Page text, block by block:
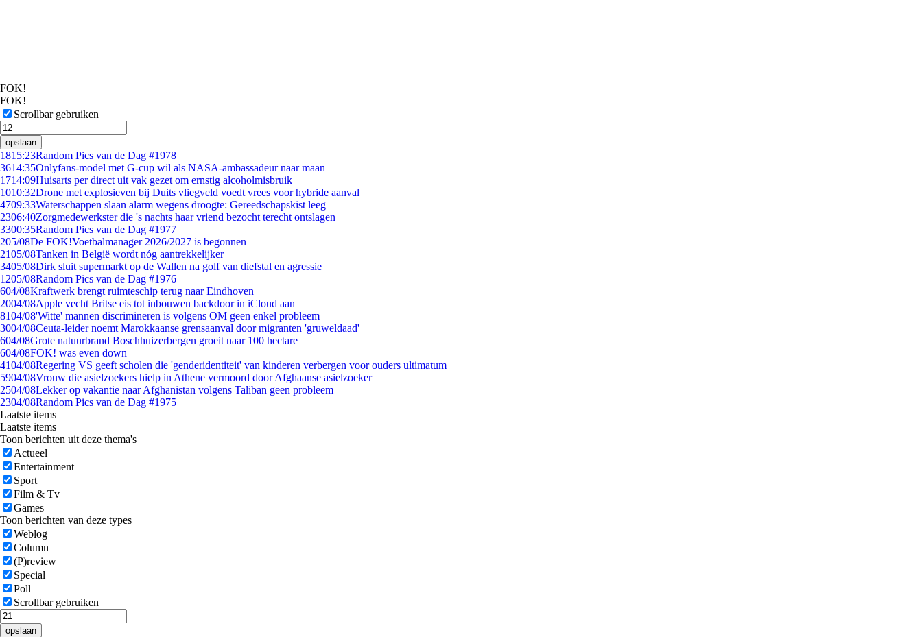
FOK!
FOK!
Scrollbar gebruiken
opslaan
1815:23Random Pics van de Dag #1978
3614:35Onlyfans-model met G-cup wil als NASA-ambassadeur naar maan
1714:09Huisarts per direct uit vak gezet om ernstig alcoholmisbruik
1010:32Drone met explosieven bij Duits vliegveld voedt vrees voor hybride aanval
4709:33Waterschappen slaan alarm wegens droogte: Gereedschapskist leeg
2306:40Zorgmedewerkster die 's nachts haar vriend bezocht terecht ontslagen
3300:35Random Pics van de Dag #1977
205/08De FOK!Voetbalmanager 2026/2027 is begonnen
2105/08Tanken in België wordt nóg aantrekkelijker
3405/08Dirk sluit supermarkt op de Wallen na golf van diefstal en agressie
1205/08Random Pics van de Dag #1976
604/08Kraftwerk brengt ruimteschip terug naar Eindhoven
2004/08Apple vecht Britse eis tot inbouwen backdoor in iCloud aan
8104/08'Witte' mannen discrimineren is volgens OM geen enkel probleem
3004/08Ceuta-leider noemt Marokkaanse grensaanval door migranten 'gruweldaad'
604/08Grote natuurbrand Boschhuizerbergen groeit naar 100 hectare
604/08FOK! was even down
4104/08Regering VS geeft scholen die 'genderidentiteit' van kinderen verbergen voor ouders ultimatum
5904/08Vrouw die asielzoekers hielp in Athene vermoord door Afghaanse asielzoeker
2504/08Lekker op vakantie naar Afghanistan volgens Taliban geen probleem
2304/08Random Pics van de Dag #1975
Laatste items
Laatste items
Toon berichten uit deze thema's
Actueel
Entertainment
Sport
Film & Tv
Games
Toon berichten van deze types
Weblog
Column
(P)review
Special
Poll
Scrollbar gebruiken
opslaan